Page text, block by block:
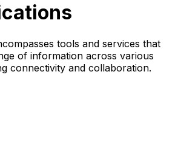
tools and services that
of information across various
connectivity and collaboration.